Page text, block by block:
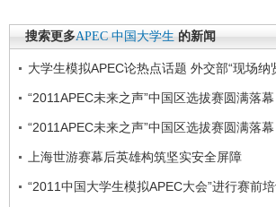
搜索更多APEC 中国大学生 的新闻
大学生模拟APEC论热点话题 外交部“现场纳
“2011APEC未来之声”中国区选拔赛圆满落幕
“2011APEC未来之声”中国区选拔赛圆满落幕
上海世游赛幕后英雄构筑坚实安全屏障
“2011中国大学生模拟APEC大会”进行赛前培